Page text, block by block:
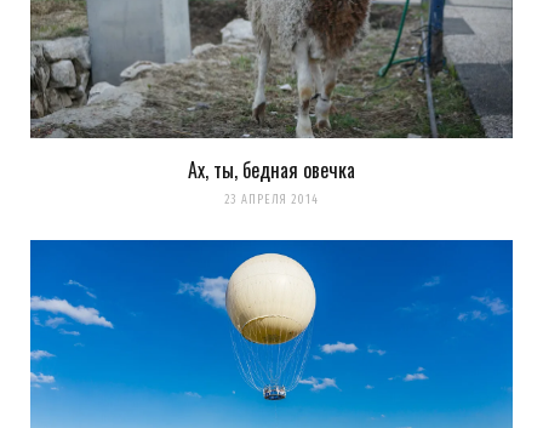
Ах, ты, бедная овечка
23 АПРЕЛЯ 2014